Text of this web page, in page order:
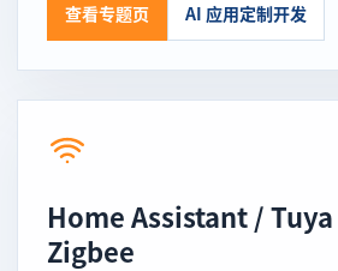
查看专题页 AI 应用定制开发
Home Assistant /
Zigbee